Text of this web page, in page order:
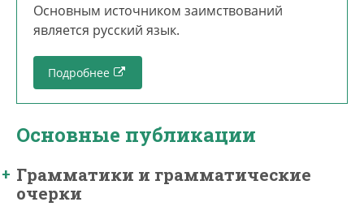
Основным источником заимствований
является русский язык.
Подробнее
Основные публикации
Грамматики и грамматические
очерки